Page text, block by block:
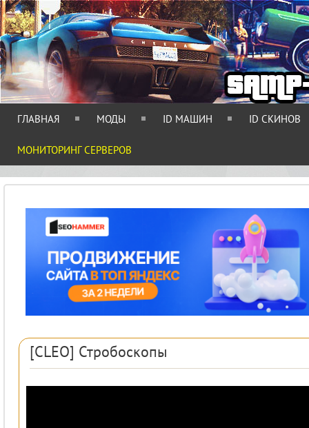
ГЛАВНАЯ МОДЫ ID МАШИН ID СКИНОВ
МОНИТОРИНГ СЕРВЕРОВ
[CLEO] Стробоскопы